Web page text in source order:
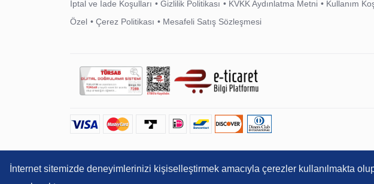
İptal ve İade Koşulları Gizlilik Politikası KVKK Aydınlatma Metni Kullanım
Özel
Çerez Politikası Mesafeli Satış Sözleşmesi
İnternet sitemizde deneyimlerinizi kişiselleştirmek amacıyla çerezler kullanılmakta